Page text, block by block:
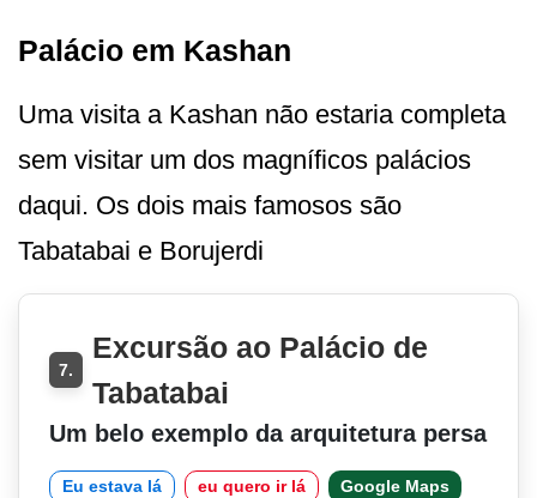
Palácio em Kashan
Uma visita a Kashan não estaria completa
sem visitar um dos magníficos palácios
daqui. Os dois mais famosos são
Tabatabai e Borujerdi
7.
Excursão ao Palácio de
Tabatabai
Um belo exemplo da arquitetura persa
Eu estava lá eu quero ir lá Google Maps